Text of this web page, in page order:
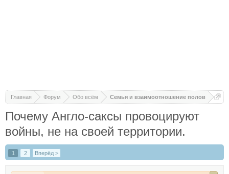
Главная Форум Обо всём Семья и взаимоотношение полов
Почему Англо-саксы провоцируют
войны, не на своей территории.
1 2 Вперёд >